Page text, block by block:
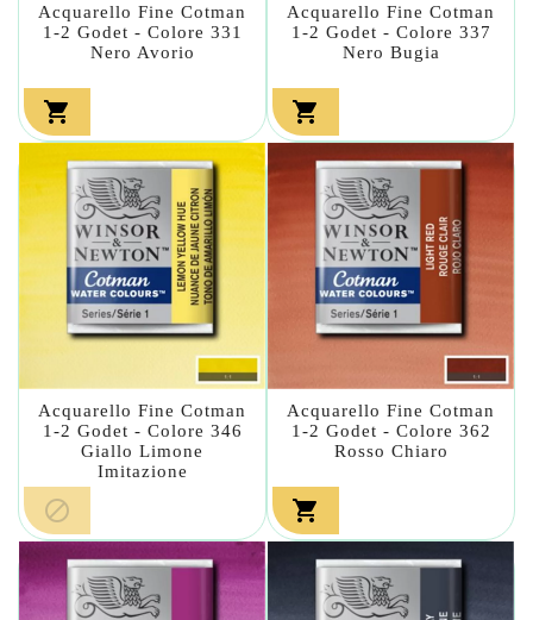
Acquarello Fine Cotman
1-2 Godet - Colore 331
Nero Avorio

Acquarello Fine Cotman
1-2 Godet - Colore 337
Nero Bugia

Acquarello Fine Cotman
1-2 Godet - Colore 346
Giallo Limone
Imitazione

Acquarello Fine Cotman
1-2 Godet - Colore 362
Rosso Chiaro
